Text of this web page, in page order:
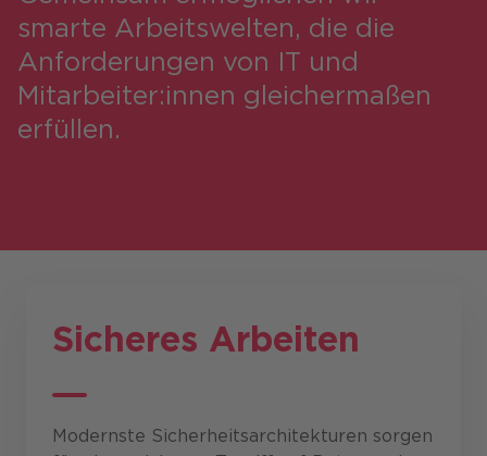
smarte Arbeitswelten, ​die die
Anforderungen von IT und
Mitarbeiter:innen gleichermaßen
erfüllen.
Sicheres Arbeiten
Modernste Sicherheitsarchitekturen sorgen